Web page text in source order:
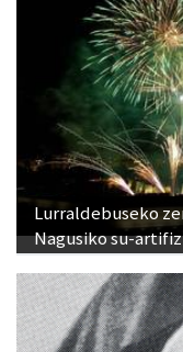
Lurraldebuseko
Nagusiko su-